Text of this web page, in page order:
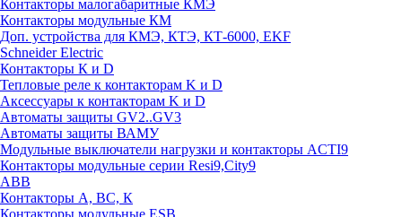
Контакторы малогабаритные КМЭ
Контакторы модульные КМ
Доп. устройства для КМЭ, КТЭ, КТ-6000, EKF
Schneider Electric
Контакторы К и D
Тепловые реле к контакторам K и D
Аксессуары к контакторам K и D
Автоматы защиты GV2..GV3
Автоматы защиты ВАМУ
Модульные выключатели нагрузки и контакторы ACTI9
Контакторы модульные серии Resi9,City9
ABB
Контакторы А, ВС, К
Контакторы модульные ESB